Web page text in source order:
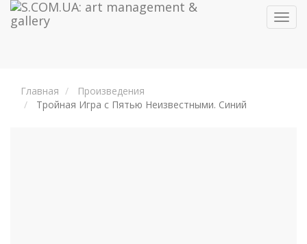
Главная
Произведения
Тройная Игра с Пятью Неизвестными. Синий